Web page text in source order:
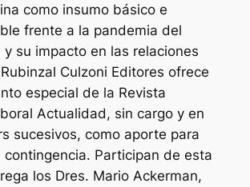
como insumo básico e
frente a la pandemia del
y su impacto en las relaciones
Culzoni Editores ofrece
especial de la Revista
Actualidad, sin cargo y en
sucesivos, como aporte para
Participan de esta
los Dres. Mario Ackerman,